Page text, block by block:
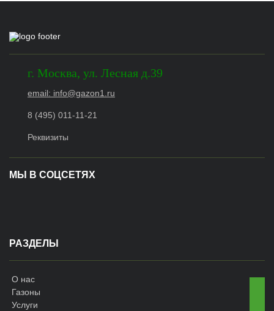
г. Москва, ул. Лесная д.39
email: info@gazon1.ru
8 (495) 011-11-21
Реквизиты
МЫ В СОЦСЕТЯХ
РАЗДЕЛЫ
О нас
Газоны
Услуги